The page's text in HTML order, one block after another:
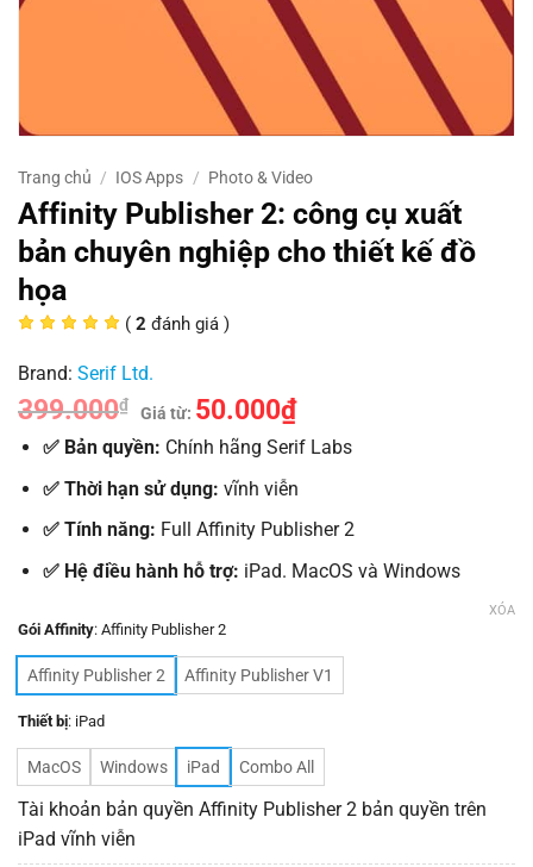
Trang chủ / IOS Apps / Photo & Video
Affinity Publisher 2: công cụ xuất
bản chuyên nghiệp cho thiết kế đồ
họa
( 2 đánh giá )
Brand: Serif Ltd.
399.000₫ Giá từ: 50.000₫
✅ Bản quyền: Chính hãng Serif Labs
✅ Thời hạn sử dụng: vĩnh viễn
✅ Tính năng: Full Affinity Publisher 2
✅ Hệ điều hành hỗ trợ: iPad. MacOS và Windows
Gói Affinity: Affinity Publisher 2
Affinity Publisher 2 Affinity Publisher V1
Thiết bị: iPad
MacOS Windows iPad Combo All
XÓA
Tài khoản bản quyền Affinity Publisher 2 bản quyền trên
iPad vĩnh viễn